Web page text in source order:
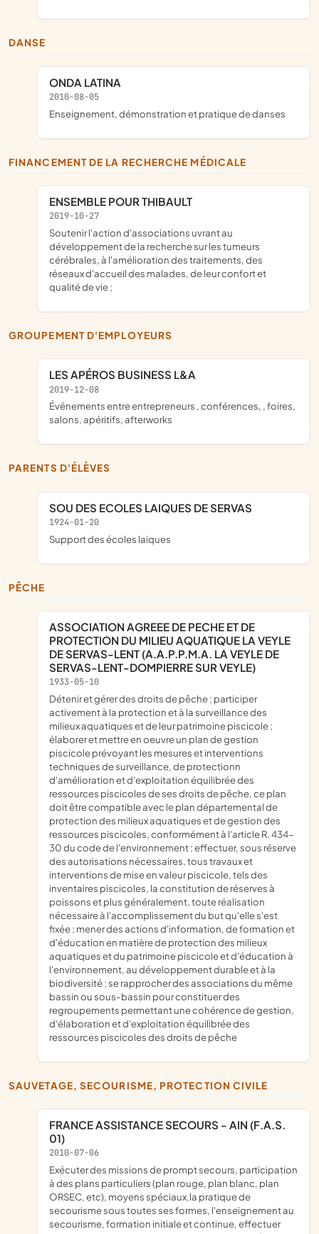
DANSE
ONDA LATINA
2010-08-05
enseignement, démonstration et pratique de danses
FINANCEMENT DE LA RECHERCHE MÉDICALE
ENSEMBLE POUR THIBAULT
2019-10-27
soutenir l'action d'associations uvrant au
développement de la recherche sur les tumeurs
cérébrales, à l'amélioration des traitements, des
réseaux d'accueil des malades, de leur confort et
qualité de vie ;
GROUPEMENT D'EMPLOYEURS
LES APÉROS BUSINESS L&A
2019-12-08
événements entre entrepreneurs , conférences, , foires,
salons, apéritifs, afterworks
PARENTS D'ÉLÈVES
SOU DES ECOLES LAIQUES DE SERVAS
1924-01-20
support des écoles laiques
PÊCHE
ASSOCIATION AGREEE DE PECHE ET DE
PROTECTION DU MILIEU AQUATIQUE LA VEYLE
DE SERVAS-LENT (A.A.P.P.M.A. LA VEYLE DE
SERVAS-LENT-DOMPIERRE SUR VEYLE)
1933-05-10
détenir et gérer des droits de pêche ; participer
activement à la protection et à la surveillance des
milieux aquatiques et de leur patrimoine piscicole ;
élaborer et mettre en oeuvre un plan de gestion
piscicole prévoyant les mesures et interventions
techniques de surveillance, de protectionn
d'amélioration et d'exploitation équilibrée des
ressources piscicoles de ses droits de pêche, ce plan
doit être compatible avec le plan départemental de
protection des milieux aquatiques et de gestion des
ressources piscicoles, conformément à l'article R. 434-
30 du code de l'environnement ; effectuer, sous réserve
des autorisations nécessaires, tous travaux et
interventions de mise en valeur piscicole, tels des
inventaires piscicoles, la constitution de réserves à
poissons et plus généralement, toute réalisation
nécessaire à l'accomplissement du but qu'elle s'est
fixée ; mener des actions d'information, de formation et
d'éducation en matière de protection des milieux
aquatiques et du patrimoine piscicole et d'éducation à
l'environnement, au développement durable et à la
biodiversité ; se rapprocher des associations du même
bassin ou sous-bassin pour constituer des
regroupements permettant une cohérence de gestion,
d'élaboration et d'exploitation équilibrée des
ressources piscicoles des droits de pêche
SAUVETAGE, SECOURISME, PROTECTION CIVILE
FRANCE ASSISTANCE SECOURS - AIN (F.A.S.
01)
2010-07-06
exécuter des missions de prompt secours, participation
à des plans particuliers (plan rouge, plan blanc, plan
ORSEC, etc), moyens spéciaux,la pratique de
secourisme sous toutes ses formes, l'enseignement au
secourisme, formation initiale et continue, effectuer